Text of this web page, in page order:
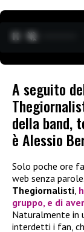
A seguito
della band,
è Alessio
Solo poche ore
web senza parole.
Thegiornalisti,
gruppo, e di
Naturalmente in
interdetti i fan,